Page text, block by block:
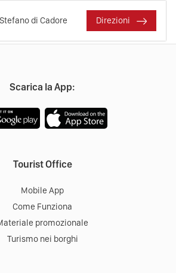
di Cadore Direzioni
Scarica la App:
Tourist Office
Mobile App
Come Funziona
promozionale
Turismo nei borghi